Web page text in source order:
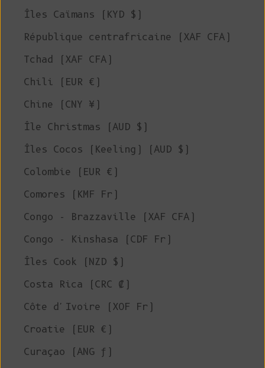
Îles Caïmans (KYD $)
République centrafricaine (XAF CFA)
Tchad (XAF CFA)
Chili (EUR €)
Chine (CNY ¥)
Île Christmas (AUD $)
Îles Cocos (Keeling) (AUD $)
Colombie (EUR €)
Comores (KMF Fr)
Congo - Brazzaville (XAF CFA)
Congo - Kinshasa (CDF Fr)
Îles Cook (NZD $)
Costa Rica (CRC ₡)
Côte d'Ivoire (XOF Fr)
Croatie (EUR €)
Curaçao (ANG ƒ)